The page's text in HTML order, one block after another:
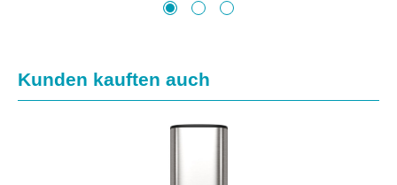
Produktgalerie überspringen
Kunden kauften auch